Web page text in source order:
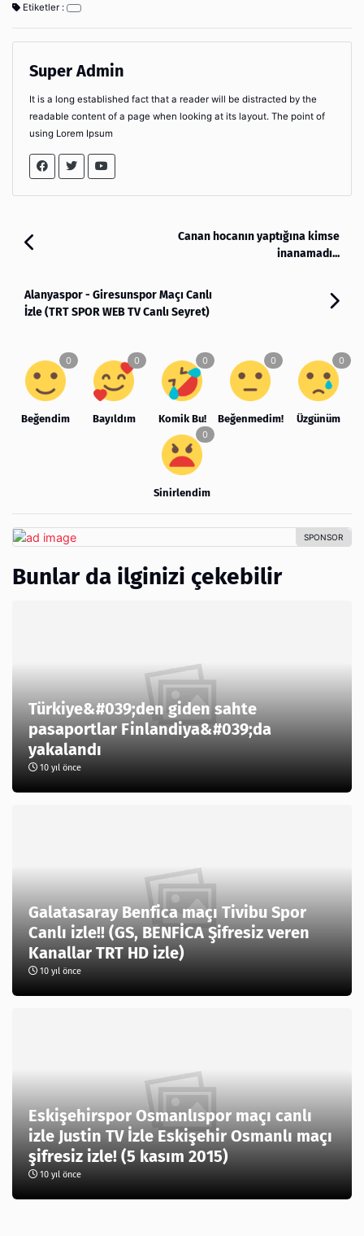
Etiketler :
Super Admin
It is a long established fact that a reader will be distracted by the
readable content of a page when looking at its layout. The point of
using Lorem Ipsum
Canan hocanın yaptığına kimse
inanamadı...
Alanyaspor - Giresunspor Maçı Canlı
İzle (TRT SPOR WEB TV Canlı Seyret)
Beğendim Bayıldım Komik Bu! Beğenmedim! Üzgünüm
Sinirlendim
Bunlar da ilginizi çekebilir
Türkiye&#039;den giden sahte
pasaportlar Finlandiya&#039;da
yakalandı
10 yıl önce
Galatasaray Benfica maçı Tivibu Spor
Canlı izle!! (GS, BENFİCA Şifresiz veren
Kanallar TRT HD izle)
10 yıl önce
Eskişehirspor Osmanlıspor maçı canlı
izle Justin TV İzle Eskişehir Osmanlı maçı
şifresiz izle! (5 kasım 2015)
10 yıl önce